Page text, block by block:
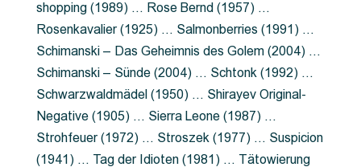
shopping (1989) … Rose Bernd (1957) …
Rosenkavalier (1925) … Salmonberries (1991) …
Schimanski – Das Geheimnis des Golem (2004) …
Schimanski – Sünde (2004) … Schtonk (1992) …
Schwarzwaldmädel (1950) … Shirayev Original-
Negative (1905) … Sierra Leone (1987) …
Strohfeuer (1972) … Stroszek (1977) … Suspicion
(1941) … Tag der Idioten (1981) … Tätowierung